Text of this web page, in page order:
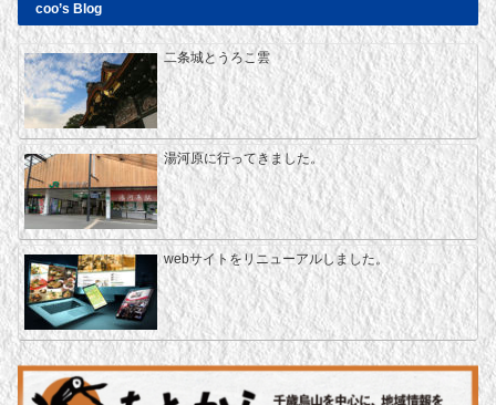
coo’s Blog
二条城とうろこ雲
湯河原に行ってきました。
webサイトをリニューアルしました。